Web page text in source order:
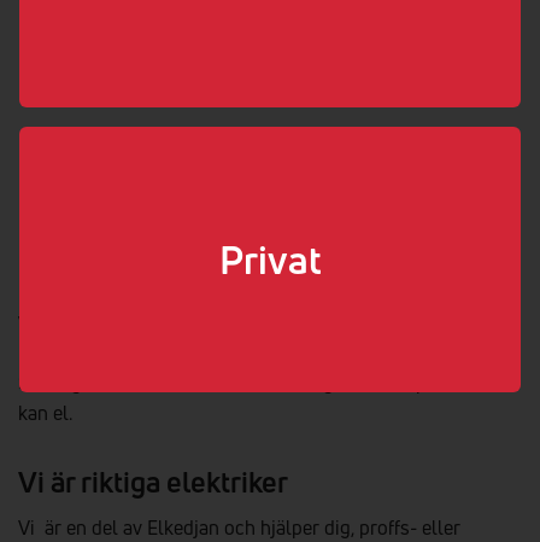
Privat
Välj som min elektriker
Vi hjälper dig med elen!
Så länge det handlar om el kan vi säga att vi är proffs. Vi
kan el.
Vi är riktiga elektriker
Vi är en del av Elkedjan och hjälper dig, proffs- eller